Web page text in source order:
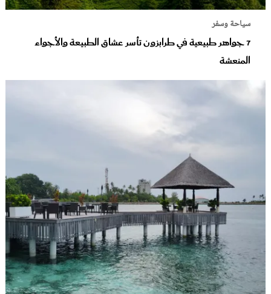
سياحة وسفر
7 جواهر طبيعية في طرابزون تأسر عشاق الطبيعة والأجواء
المنعشة